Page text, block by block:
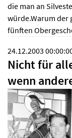
die man an
würde.Warum der
fünften
24.12.2003
Nicht für
wenn